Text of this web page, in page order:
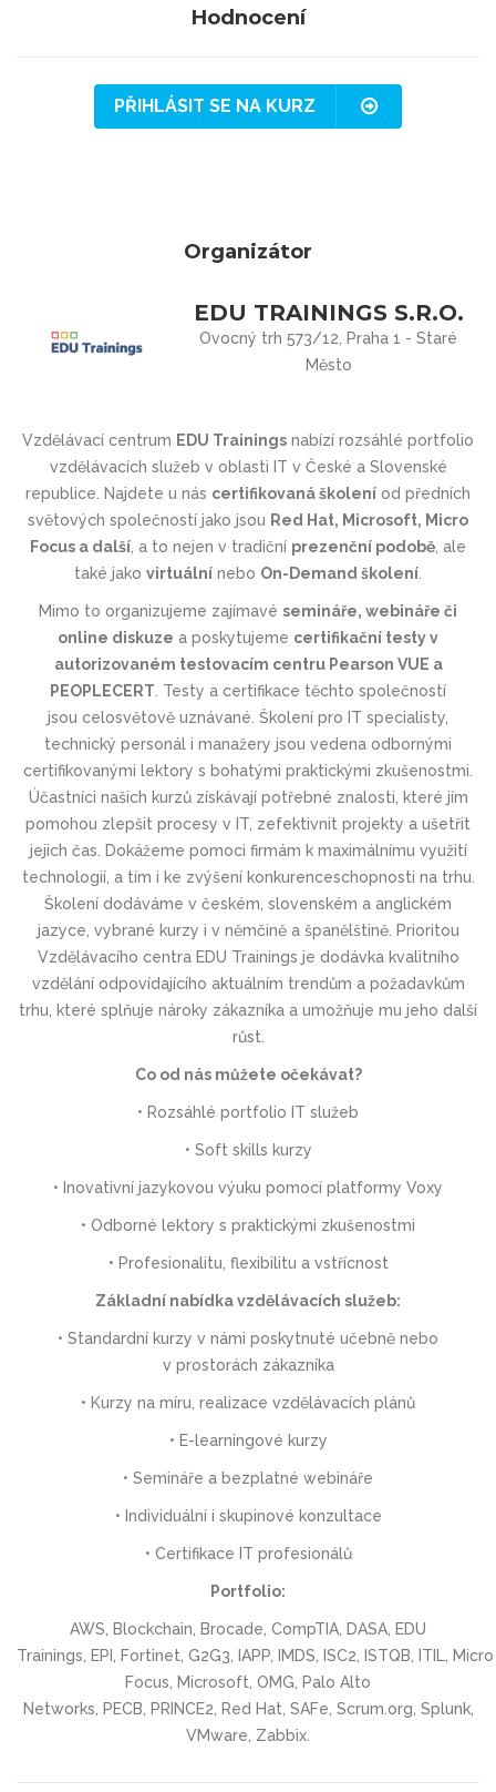
Hodnocení
PŘIHLÁSIT SE NA KURZ
Organizátor
EDU TRAININGS S.R.O.
Ovocný trh 573/12, Praha 1 - Staré
Město
Vzdělávací centrum EDU Trainings nabízí rozsáhlé portfolio
vzdělávacích služeb v oblasti IT v České a Slovenské
republice. Najdete u nás certifikovaná školení od předních
světových společností jako jsou Red Hat, Microsoft, Micro
Focus a další , a to nejen v tradiční prezenční podobě , ale
také jako virtuální nebo On-Demand školení
Mimo to organizujeme zajímavé semináře, webináře či
online diskuze a poskytujeme certifikační testy v
autorizovaném testovacím centru Pearson VUE a
PEOPLECERT Testy a certifikace těchto společností
jsou celosvětově uznávané . Školení pro IT specialisty,
technický personál i manažery jsou vedena odbornými
certifikovanými lektory s bohatými praktickými zkušenostmi.
Účastníci našich kurzů získávají potřebné znalosti, které jím
pomohou zlepšit procesy v IT, zefektivnit projekty a ušetřit
jejich čas. Dokážeme pomoci firmám k maximálnímu využití
technologií, a tím i ke zvýšení konkurenceschop­nosti na trhu.
Školení dodáváme v českém, slovenském a anglickém
jazyce, vybrané kurzy i v němčině a španělštině. Prioritou
Vzdělávacího centra EDU Trainings je dodávka kvalitního
vzdělání odpovídajícího aktuálním trendům a požadavkům
trhu, které splňuje nároky zákazníka a umožňuje mu jeho další
růst.
Co od nás můžete očekávat?
• Rozsáhlé portfolio IT služeb
• Soft skills kurzy
• Inovativní jazykovou výuku pomocí platformy Voxy
• Odborné lektory s praktickými zkušenostmi
• Profesionalitu, flexibilitu a vstřícnost
Základní nabídka vzdělávacích služeb:
• Standardní kurzy v námi poskytnuté učebně nebo
v prostorách zákazníka
• Kurzy na míru, realizace vzdělávacích plánů
• E-learningové kurzy
• Semináře a bezplatné webináře
• Individuální i skupinové konzultace
• Certifikace IT profesionálů
Portfolio:
AWS, Blockchain, Brocade, CompTIA, DASA, EDU
Trainings, EPI, Fortinet, G2G3, IAPP, IMDS, ISC2, ISTQB, ITIL, Micro
Focus, Microsoft, OMG, Palo Alto
Networks, PECB, PRINCE2, Red Hat, SAFe, Scrum.org, Splunk,
VMware, Zabbix.